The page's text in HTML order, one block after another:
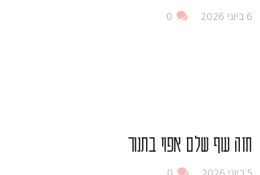
6 ביוני 2026 0
חזה עוף שלם אפוי בתנור